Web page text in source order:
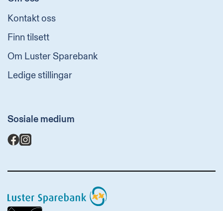
Kontakt oss
Finn tilsett
Om Luster Sparebank
Ledige stillingar
Sosiale medium
Luster
Sparebank